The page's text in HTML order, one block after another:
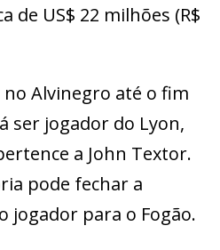
de US$ 22 milhões (R$
Alvinegro até o fim
ser jogador do Lyon,
a John Textor.
pode fechar a
jogador para o Fogão.